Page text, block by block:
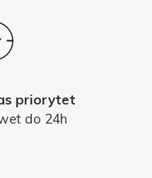
priorytet
do 24h